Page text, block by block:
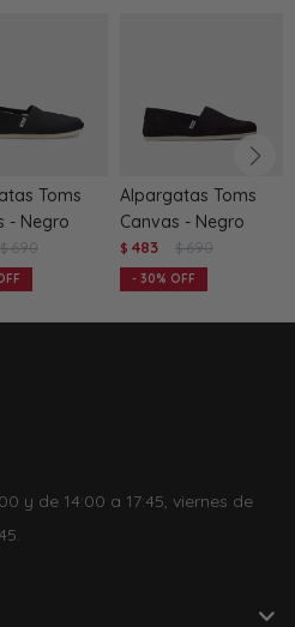
Toms
- Negro
$ 690
Alpargatas Toms
Canvas - Negro
$ 483 $ 690
30
y de 14:00 a 17:45, viernes de